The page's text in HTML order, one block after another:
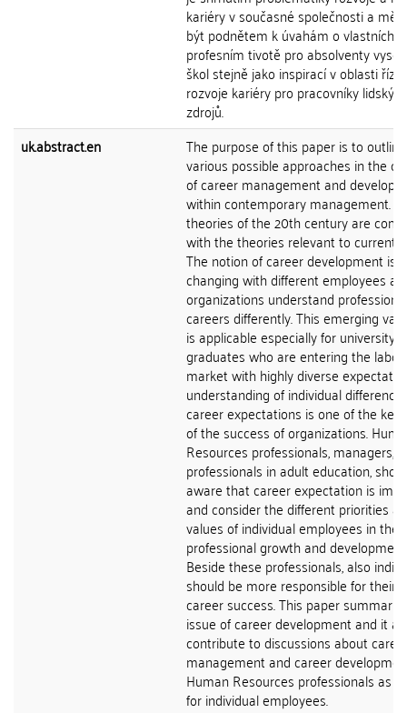
kariéry v současné společnosti a
být podnětem k úvahám o vlastních
profesním tivotě pro absolventy
škol stejně jako inspirací v oblasti
rozvoje kariéry pro pracovníky lidských
zdrojů.
uk.abstract.en
The purpose of this paper is to
various possible approaches in the
of career management and
within contemporary management.
theories of the 20th century are
with the theories relevant to current
The notion of career development is
changing with different employees
organizations understand professional
careers differently. This emerging
is applicable especially for university
graduates who are entering the labor
market with highly diverse
understanding of individual
career expectations is one of the key
of the success of organizations.
Resources professionals, managers,
professionals in adult education,
aware that career expectation is
and consider the different priorities
values of individual employees in
professional growth and development.
Beside these professionals, also
should be more responsible for their
career success. This paper
issue of career development and it
contribute to discussions about
management and career
Human Resources professionals as
for individual employees.